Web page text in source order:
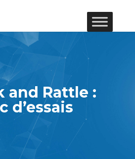
and Rattle :
d’essais